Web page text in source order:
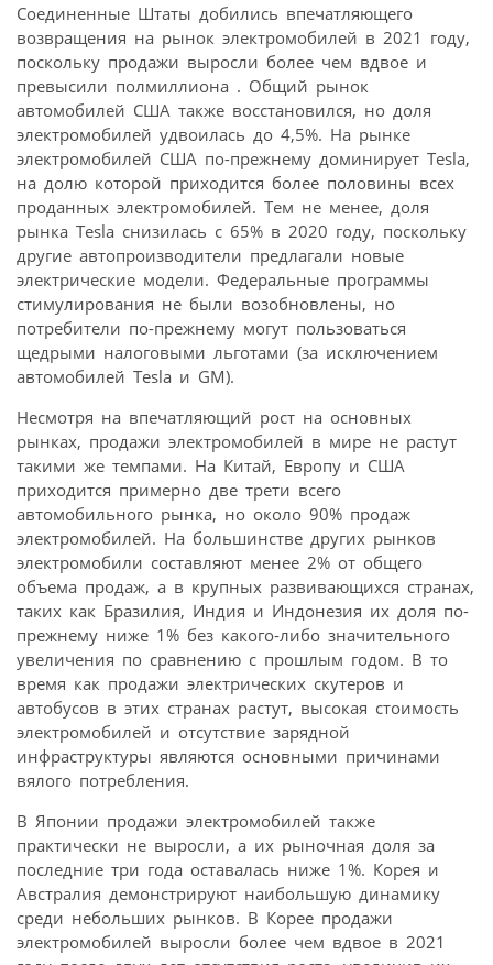
Соединенные Штаты добились впечатляющего
возвращения на рынок электромобилей в 2021 году,
поскольку продажи выросли более чем вдвое и
превысили полмиллиона . Общий рынок
автомобилей США также восстановился, но доля
электромобилей удвоилась до 4,5%. На рынке
электромобилей США по-прежнему доминирует Tesla,
на долю которой приходится более половины всех
проданных электромобилей. Тем не менее, доля
рынка Tesla снизилась с 65% в 2020 году, поскольку
другие автопроизводители предлагали новые
электрические модели. Федеральные программы
стимулирования не были возобновлены, но
потребители по-прежнему могут пользоваться
щедрыми налоговыми льготами (за исключением
автомобилей Tesla и GM).
Несмотря на впечатляющий рост на основных
рынках, продажи электромобилей в мире не растут
такими же темпами. На Китай, Европу и США
приходится примерно две трети всего
автомобильного рынка, но около 90% продаж
электромобилей. На большинстве других рынков
электромобили составляют менее 2% от общего
объема продаж, а в крупных развивающихся странах,
таких как Бразилия, Индия и Индонезия их доля по-
прежнему ниже 1% без какого-либо значительного
увеличения по сравнению с прошлым годом. В то
время как продажи электрических скутеров и
автобусов в этих странах растут, высокая стоимость
электромобилей и отсутствие зарядной
инфраструктуры являются основными причинами
вялого потребления.
В Японии продажи электромобилей также
практически не выросли, а их рыночная доля за
последние три года оставалась ниже 1%. Корея и
Австралия демонстрируют наибольшую динамику
среди небольших рынков. В Корее продажи
электромобилей выросли более чем вдвое в 2021